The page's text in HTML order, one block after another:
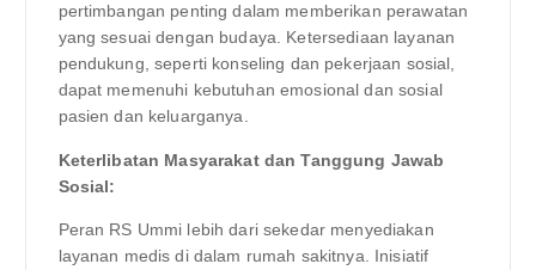
pertimbangan penting dalam memberikan perawatan
yang sesuai dengan budaya. Ketersediaan layanan
pendukung, seperti konseling dan pekerjaan sosial,
dapat memenuhi kebutuhan emosional dan sosial
pasien dan keluarganya.
Keterlibatan Masyarakat dan Tanggung Jawab
Sosial:
Peran RS Ummi lebih dari sekedar menyediakan
layanan medis di dalam rumah sakitnya. Inisiatif